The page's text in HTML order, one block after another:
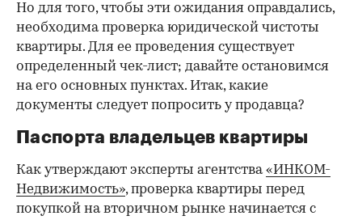
Но для того, чтобы эти ожидания оправдались,
необходима проверка юридической чистоты
квартиры. Для ее проведения существует
определенный чек-лист; давайте остановимся
на его основных пунктах. Итак, какие
документы следует попросить у продавца?
Паспорта владельцев квартиры
Как утверждают эксперты агентства«ИНКОМ-
Недвижимость», проверка квартиры перед
покупкой на вторичном рынке начинается с